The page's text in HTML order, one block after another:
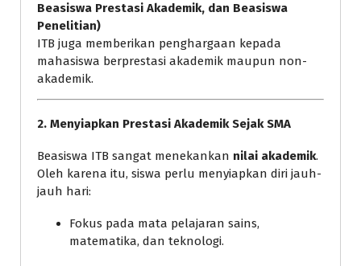
Beasiswa Prestasi Akademik, dan Beasiswa
Penelitian)
ITB juga memberikan penghargaan kepada
mahasiswa berprestasi akademik maupun non-
akademik.
2. Menyiapkan Prestasi Akademik Sejak SMA
Beasiswa ITB sangat menekankan nilai akademik.
Oleh karena itu, siswa perlu menyiapkan diri jauh-
jauh hari:
Fokus pada mata pelajaran sains,
matematika, dan teknologi.